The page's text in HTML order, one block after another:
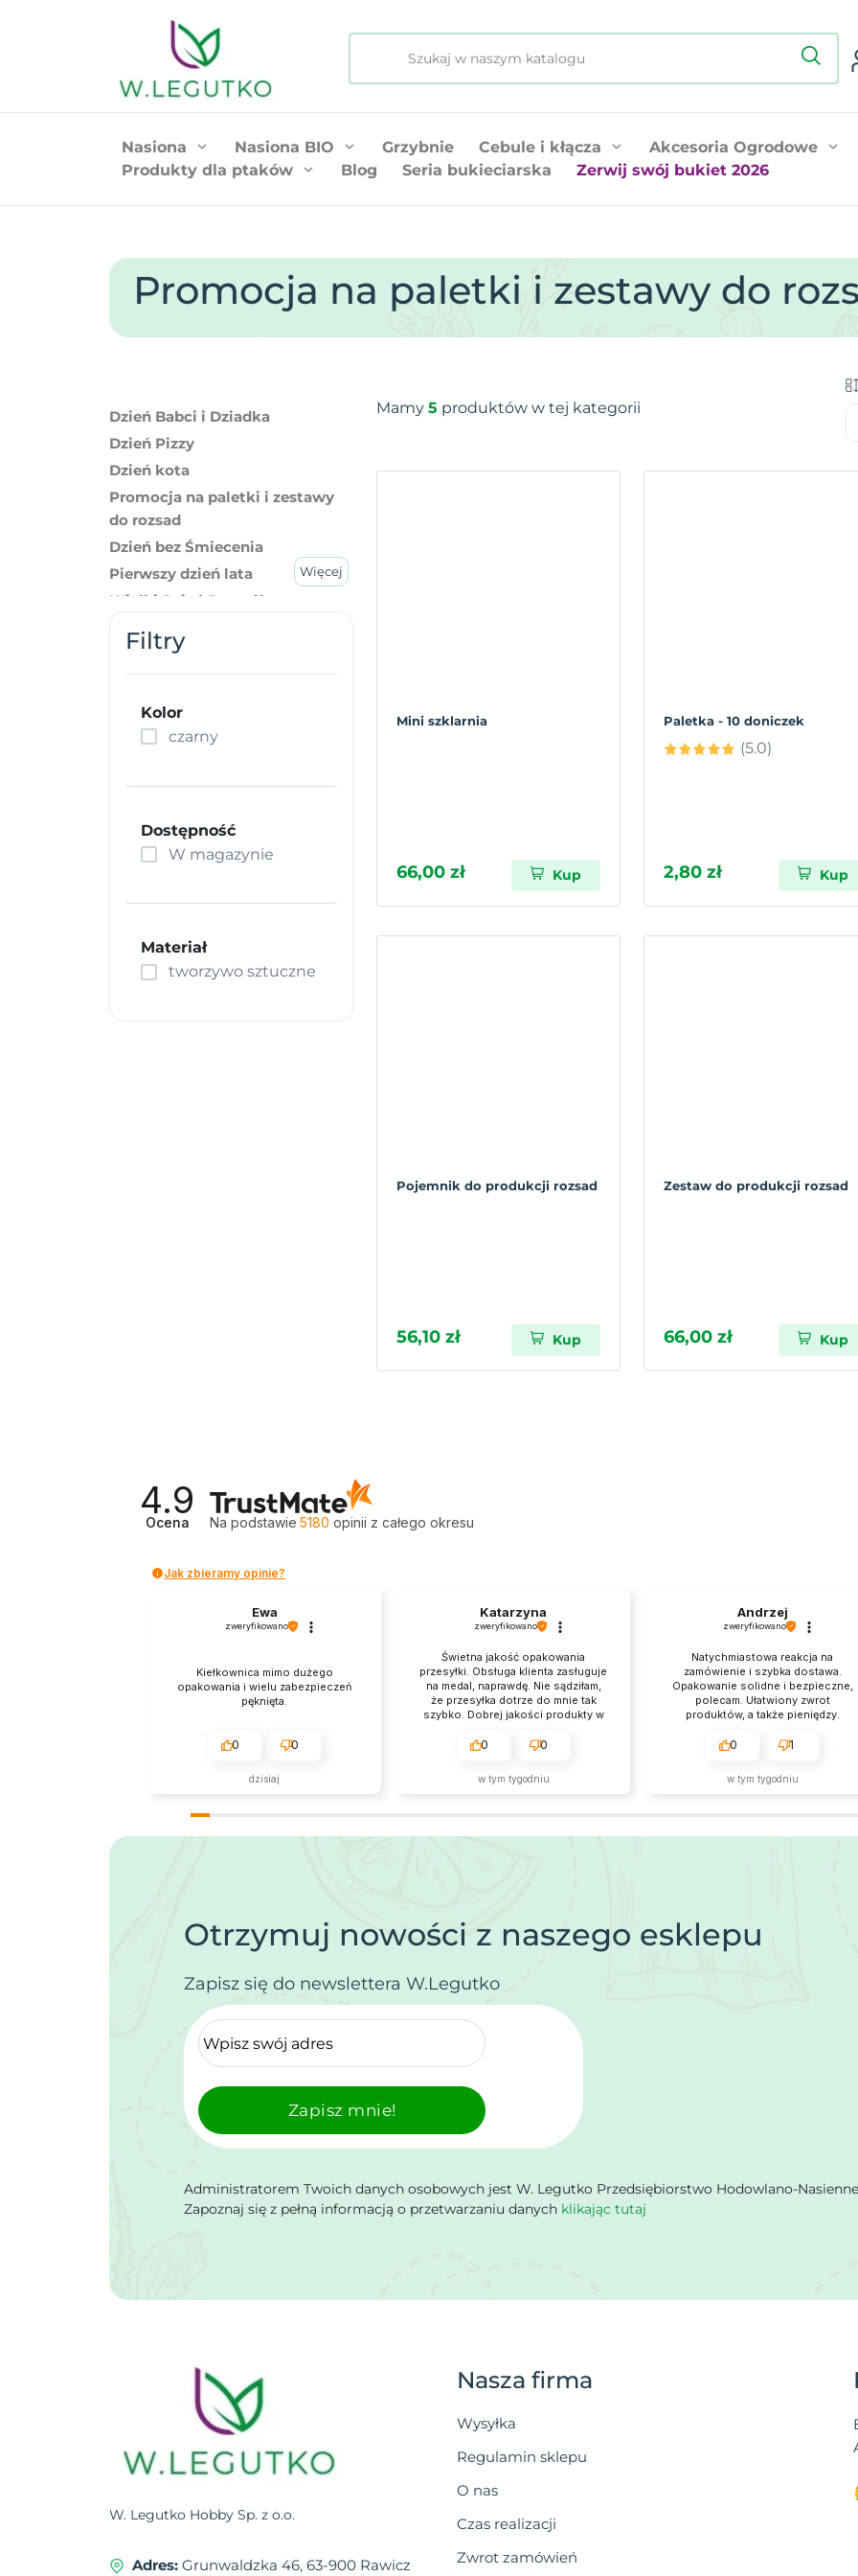
Nasiona Nasiona BIO Grzybnie Cebule i kłącza Akcesoria Ogrodowe
Produkty dla ptaków
Blog Seria bukieciarska Zerwij swój bukiet 2026
Promocja na paletki i zestawy do
Dzień Babci i Dziadka
Dzień Pizzy
Dzień kota
Promocja na paletki i zestawy
do rozsad
Dzień bez Śmiecenia
Pierwszy dzień lata
Wielki Dzień Pszczół
Nasiona ziół i kwiatów
Więcej
Filtry
Kolor
czarny
Dostępność
W magazynie
Materiał
tworzywo sztuczne
Mamy 5 produktów w tej kategorii
Mini szklarnia
66,00 zł Kup
Paletka - 10 doniczek
(5.0)
2,80 zł Kup
Pojemnik do produkcji rozsad
56,10 zł Kup
Zestaw do produkcji rozsad
66,00 zł Kup
4.9
Ocena Na podstawie 5180 opinii z całego okresu
Jak zbieramy opinie?
Ewa
zweryfikowano
Kiełkownica mimo dużego
opakowania i wielu zabezpieczeń
pęknięta.
0 0
dzisiaj
Katarzyna
zweryfikowano
Świetna jakość opakowania
przesyłki. Obsługa klienta zasługuje
na medal, naprawdę. Nie sądziłam,
że przesyłka dotrze do mnie tak
szybko. Dobrej jakości produkty w
0 0
w tym tygodniu
Andrzej
zweryfikowano
Natychmiastowa reakcja na
zamówienie i szybka dostawa.
Opakowanie solidne i bezpieczne,
polecam. Ułatwiony zwrot
produktów, a także pieniędzy.
opisem i przychodzą na czas. Nie
wrócę.
0 1
w tym tygodniu
Otrzymuj nowości z naszego esklepu
Zapisz się do newslettera W.Legutko
Zapisz mnie!
Administratorem Twoich danych osobowych jest W. Legutko Przedsiębiorstwo Hodowlano-Nasienne
Zapoznaj się z pełną informacją o przetwarzaniu danych klikając tutaj
W. Legutko Hobby Sp. z o.o.
Adres: Grunwaldzka 46, 63-900 Rawicz
Nasza firma
Wysyłka
Regulamin sklepu
O nas
Czas realizacji
Zwrot zamówień